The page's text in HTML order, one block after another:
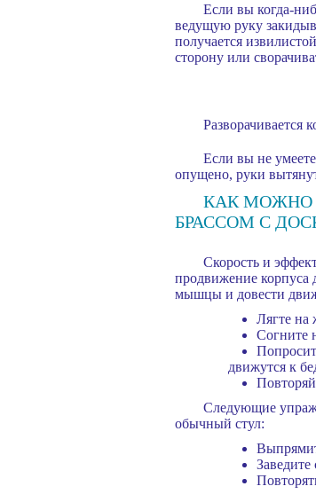
Если вы когда-
ведущую руку
получается
сторону или
Разворачивается
Если вы не
опущено, руки
КАК МОЖНО
БРАССОМ С
Скорость и
продвижение корпуса
мышцы и довести
Лягте на
Согните
движутся к
Следующие
обычный стул: